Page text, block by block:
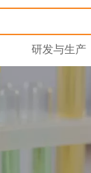
研发与生产